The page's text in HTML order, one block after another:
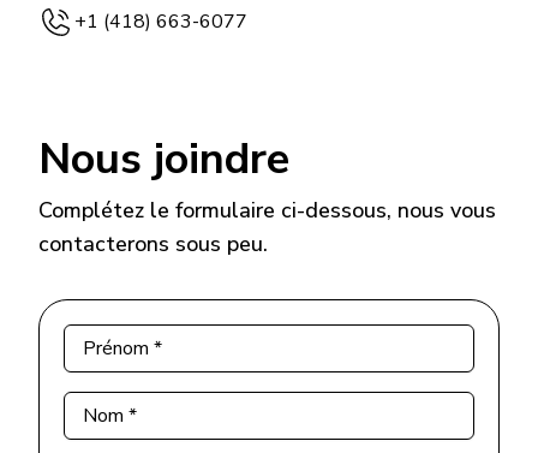
+1 (418) 663-6077
Nous joindre
Complétez le formulaire ci-dessous, nous vous
contacterons sous peu.
Prénom *
Nom *